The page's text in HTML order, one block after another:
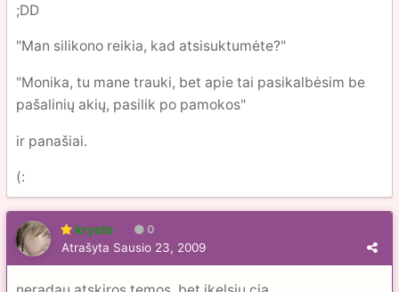
;DD
"Man silikono reikia, kad atsisuktumėte?"
"Monika, tu mane trauki, bet apie tai pasikalbėsim be
pašalinių akių, pasilik po pamokos"
ir panašiai.
(:
kryste 0
Atrašyta Sausio 23, 2009